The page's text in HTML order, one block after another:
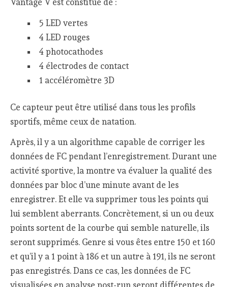
5 LED vertes
4 LED rouges
4 photocathodes
4 électrodes de contact
1 accéléromètre 3D
Ce capteur peut être utilisé dans tous les profils
sportifs, même ceux de natation.
Après, il y a un algorithme capable de corriger les
données de FC pendant l’enregistrement. Durant une
activité sportive, la montre va évaluer la qualité des
données par bloc d’une minute avant de les
enregistrer. Et elle va supprimer tous les points qui
lui semblent aberrants. Concrètement, si un ou deux
points sortent de la courbe qui semble naturelle, ils
seront supprimés. Genre si vous êtes entre 150 et 160
et qu’il y a 1 point à 186 et un autre à 191, ils ne seront
pas enregistrés. Dans ce cas, les données de FC